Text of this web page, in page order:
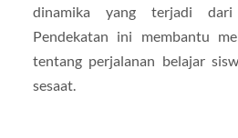
dinamika yang terjadi
Pendekatan ini membantu
tentang perjalanan belajar
sesaat.